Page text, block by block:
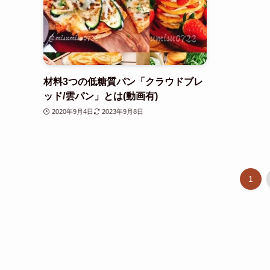
材料3つの低糖質パン「クラウドブレ
ッド/雲パン」とは(動画有)
2020年9月4日 2023年9月8日
1